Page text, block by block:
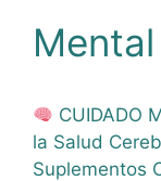
CUIDADO
la Salud
Suplementos